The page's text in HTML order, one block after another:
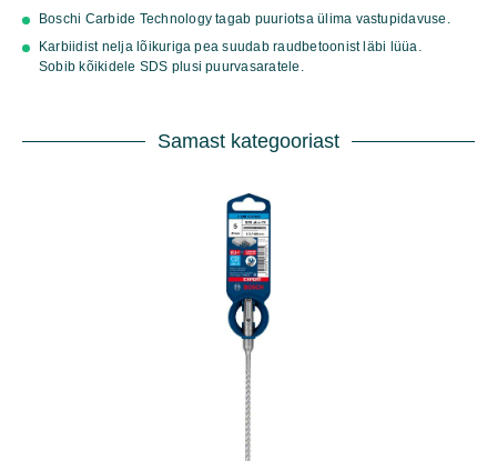
Boschi Carbide Technology tagab puuriotsa ülima vastupidavuse.
Karbiidist nelja lõikuriga pea suudab raudbetoonist läbi lüüa.
Sobib kõikidele SDS plusi puurvasaratele.
Samast kategooriast